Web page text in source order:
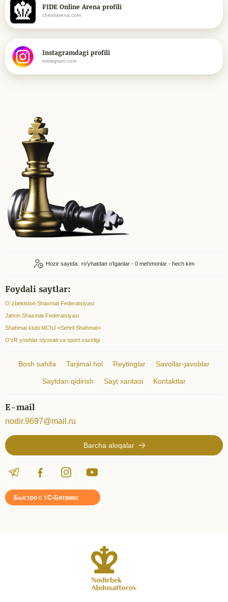
FIDE Online Arena profili
chessarena.com
Instagramdagi profili
instagram.com
Hozir saytda: ro'yhatdan o'tganlar - 0 mehmonlar - hech kim
Foydali saytlar:
O`zbekiston Shaxmat Federatsiyasi
Jahon Shaxmat Federatsiyasi
Shahmat klubi MChJ «Sehrli Shahmat»
O‘zR yoshlar siyosati va sport vazirligi
Bosh sahifa Tarjimai hol Reytinglar Savollar-javoblar
Saytdan qidirish Sayt xaritasi Kontaktlar
E-mail
nodir.9697@mail.ru
Barcha aloqalar
Быстро с 1С-Битрикс